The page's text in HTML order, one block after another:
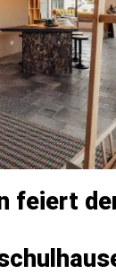
feiert